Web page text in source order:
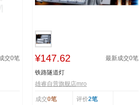
交0笔 ¥147.62 最新成交0笔
铁路隧道灯
雄睿自营旗舰店mro
成交0笔 评价2笔